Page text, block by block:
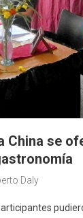
China se
Daly